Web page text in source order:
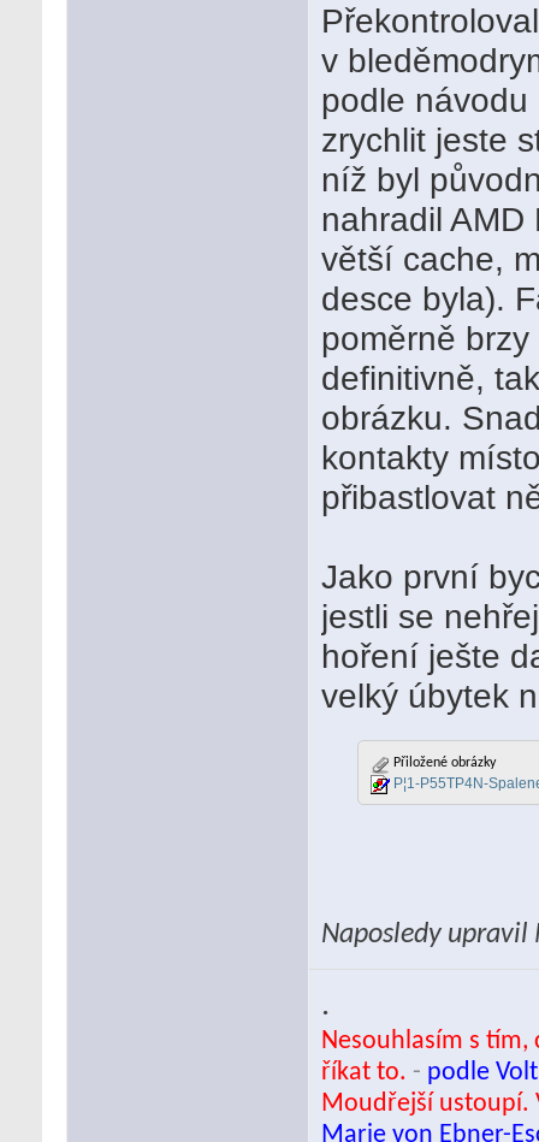
v
podle návodu
zrychlit jeste
níž byl
nahradil
větší cache,
desce byla).
poměrně
definitivně,
obrázku.
kontakty
přibastlovat
Jako první
jestli se
hoření ješte
velký úbytek
Přiložené obrázky
P¦1-P55TP4N-
Naposledy
.
Nesouhlasím s
říkat to. - podle
Moudřejší ustoupí.
Marie von Ebner-